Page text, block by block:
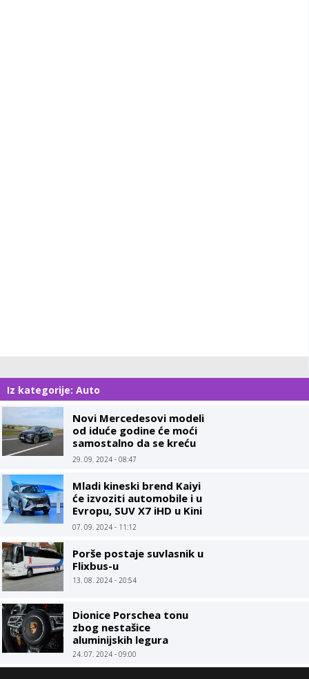
Iz kategorije: Auto
Novi Mercedesovi modeli
od iduće godine će moći
samostalno da se kreću
do brzine od 95 km/h
29. 09. 2024 - 08:47
Mladi kineski brend Kaiyi
će izvoziti automobile i u
Evropu, SUV X7 iHD u Kini
ima bagatelnu cijenu
07. 09. 2024 - 11:12
Porše postaje suvlasnik u
Flixbus-u
13. 08. 2024 - 20:54
Dionice Porschea tonu
zbog nestašice
aluminijskih legura
24. 07. 2024 - 09:00